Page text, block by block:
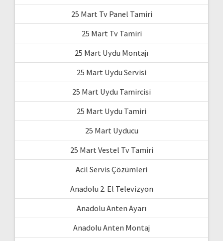
25 Mart Tv Panel Tamiri
25 Mart Tv Tamiri
25 Mart Uydu Montajı
25 Mart Uydu Servisi
25 Mart Uydu Tamircisi
25 Mart Uydu Tamiri
25 Mart Uyducu
25 Mart Vestel Tv Tamiri
Acil Servis Çözümleri
Anadolu 2. El Televizyon
Anadolu Anten Ayarı
Anadolu Anten Montaj